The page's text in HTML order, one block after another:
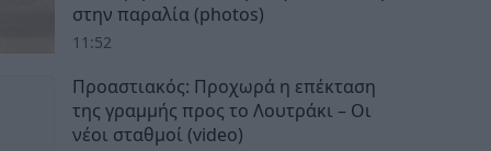
στην παραλία (photos)
11:52
Προαστιακός: Προχωρά η επέκταση
της γραμμής προς το Λουτράκι – Οι
νέοι σταθμοί (video)